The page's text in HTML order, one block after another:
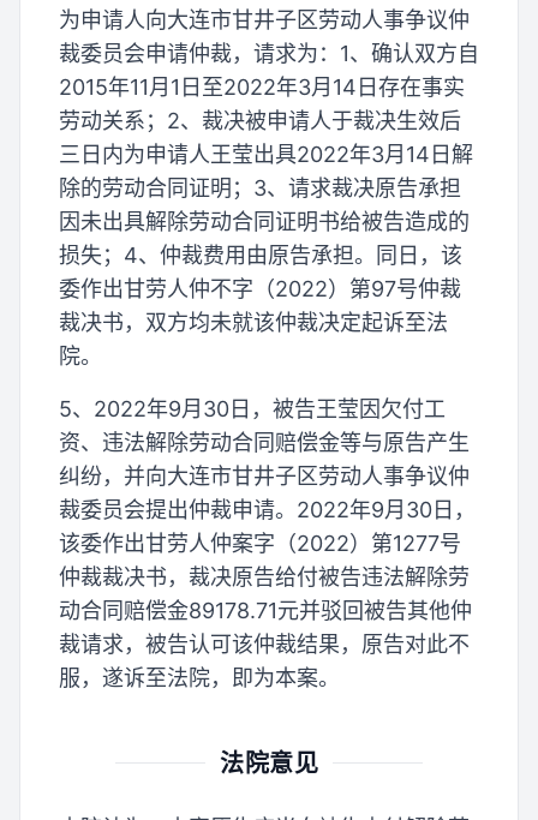
为申请人向大连市甘井子区劳动人事争议仲
裁委员会申请仲裁，请求为：1、确认双方自
2015年11月1日至2022年3月14日存在事实
劳动关系；2、裁决被申请人于裁决生效后
三日内为申请人王莹出具2022年3月14日解
除的劳动合同证明；3、请求裁决原告承担
因未出具解除劳动合同证明书给被告造成的
损失；4、仲裁费用由原告承担。同日，该
委作出甘劳人仲不字（2022）第97号仲裁
裁决书，双方均未就该仲裁决定起诉至法
院。
5、2022年9月30日，被告王莹因欠付工
资、违法解除劳动合同赔偿金等与原告产生
纠纷，并向大连市甘井子区劳动人事争议仲
裁委员会提出仲裁申请。2022年9月30日，
该委作出甘劳人仲案字（2022）第1277号
仲裁裁决书，裁决原告给付被告违法解除劳
动合同赔偿金89178.71元并驳回被告其他仲
裁请求，被告认可该仲裁结果，原告对此不
服，遂诉至法院，即为本案。
法院意见